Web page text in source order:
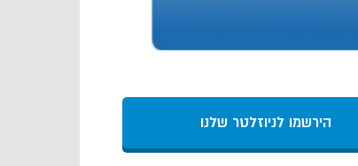
הירשמו לניוזלטר שלנו